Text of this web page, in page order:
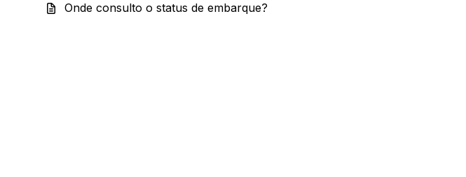
Onde consulto o status de embarque?